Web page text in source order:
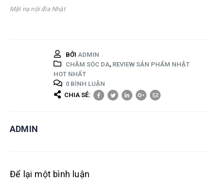
Mặt nạ nội địa Nhật
BỞI ADMIN
CHĂM SÓC DA, REVIEW SẢN PHẨM NHẬT
HOT NHẤT
0 BÌNH LUẬN
CHIA SẺ:
ADMIN
Để lại một bình luận